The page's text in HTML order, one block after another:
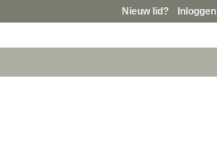
Nieuw lid? Inloggen